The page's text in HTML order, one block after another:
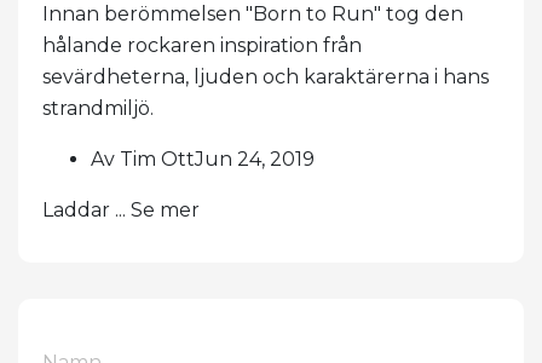
Innan berömmelsen "Born to Run" tog den
hålande rockaren inspiration från
sevärdheterna, ljuden och karaktärerna i hans
strandmiljö.
Av Tim OttJun 24, 2019
Laddar ... Se mer